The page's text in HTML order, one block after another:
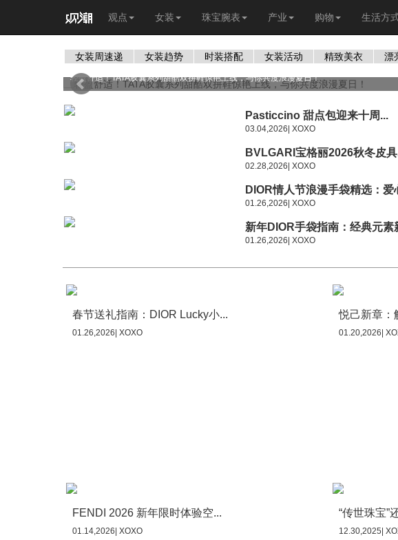
观点 女装 珠宝腕表 产业 购物 生活方
女装周速递 女装趋势 时装搭配 女装活动 精致美衣 漂
轻盈舒适！TATA胶囊系列甜酷双拼鞋惊艳上线，与你共度浪漫夏日！
Pasticcino 甜点包迎来十周...
03.04,2026| XOXO
BVLGARI宝格丽2026秋冬皮具
02.28,2026| XOXO
DIOR情人节浪漫手袋精选：爱
01.26,2026| XOXO
新年DIOR手袋指南：经典元素
01.26,2026| XOXO
春节送礼指南：DIOR Lucky小...
01.26,2026| XOXO
悦己新章：
01.20,2026|
FENDI 2026 新年限时体验空...
01.14,2026| XOXO
“传世珠宝”
12.30,2025|